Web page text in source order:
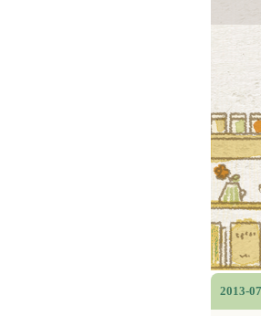
2013-